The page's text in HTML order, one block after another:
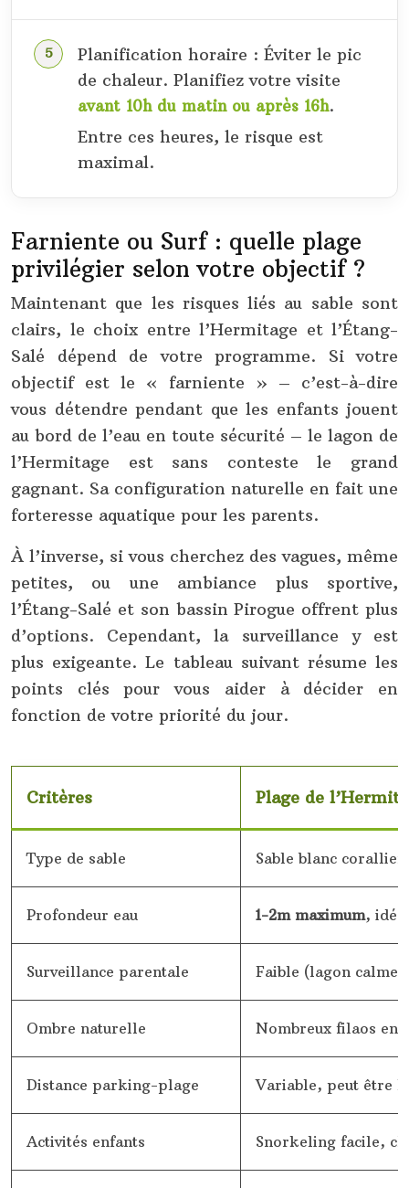
Planification horaire : Éviter le pic
de chaleur. Planifiez votre visite
avant 10h du matin ou après 16h.
Entre ces heures, le risque est
maximal.
Farniente ou Surf : quelle plage
privilégier selon votre objectif ?
Maintenant que les risques liés au sable sont
clairs, le choix entre l’Hermitage et l’Étang-
Salé dépend de votre programme. Si votre
objectif est le « farniente » – c’est-à-dire
vous détendre pendant que les enfants jouent
au bord de l’eau en toute sécurité – le lagon de
l’Hermitage est sans conteste le grand
gagnant. Sa configuration naturelle en fait une
forteresse aquatique pour les parents.
À l’inverse, si vous cherchez des vagues, même
petites, ou une ambiance plus sportive,
l’Étang-Salé et son bassin Pirogue offrent plus
d’options. Cependant, la surveillance y est
plus exigeante. Le tableau suivant résume les
points clés pour vous aider à décider en
fonction de votre priorité du jour.
Critères Plage de
Type de sable Sable blanc
Profondeur eau 1-2m maximum,
Surveillance parentale Faible (lagon calme
Ombre naturelle Nombreux filaos en
Distance parking-plage Variable, peut être
Activités enfants Snorkeling facile,